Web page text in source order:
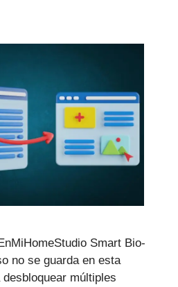
Smart Bio-
no se guarda en esta
múltiples